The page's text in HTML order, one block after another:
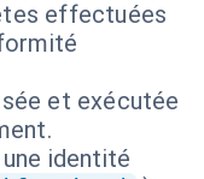
effectuées
et exécutée
identité